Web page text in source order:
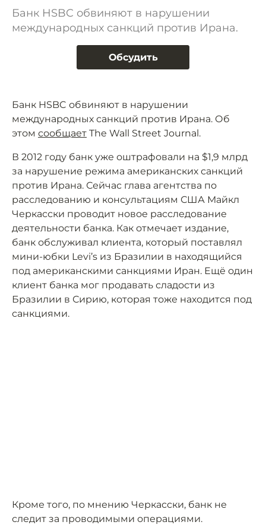
Банк HSBC обвиняют в нарушении
международных санкций против Ирана.
Обсудить
Банк HSBC обвиняют в нарушении
международных санкций против Ирана. Об
этом сообщает The Wall Street Journal.
В 2012 году банк уже оштрафовали на $1,9 млрд
за нарушение режима американских санкций
против Ирана. Сейчас глава агентства по
расследованию и консультациям США Майкл
Черкасски проводит новое расследование
деятельности банка. Как отмечает издание,
банк обслуживал клиента, который поставлял
мини-юбки Levi’s из Бразилии в находящийся
под американскими санкциями Иран. Ещё один
клиент банка мог продавать сладости из
Бразилии в Сирию, которая тоже находится под
санкциями.
Кроме того, по мнению Черкасски, банк не
следит за проводимыми операциями.